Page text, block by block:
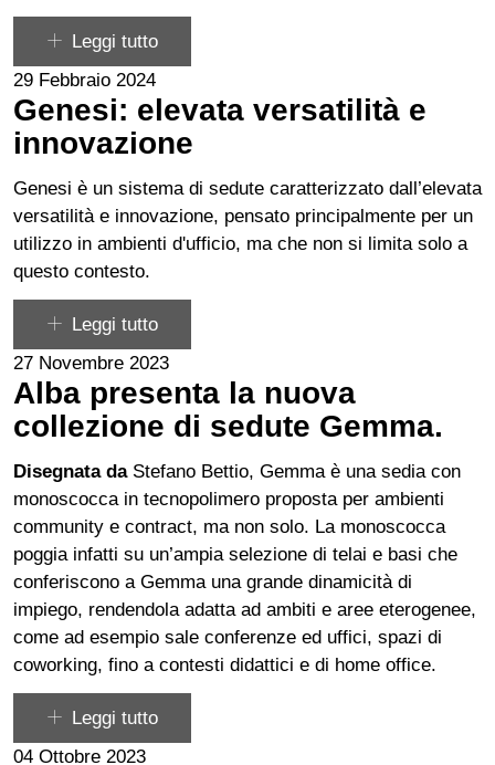
Leggi tutto
29 Febbraio 2024
Genesi: elevata versatilità e
innovazione
Genesi è un sistema di sedute caratterizzato dall’elevata
versatilità e innovazione, pensato principalmente per un
utilizzo in ambienti d'ufficio, ma che non si limita solo a
questo contesto.
Leggi tutto
27 Novembre 2023
Alba presenta la nuova
collezione di sedute Gemma.
Disegnata da Stefano Bettio, Gemma è una sedia con
monoscocca in tecnopolimero proposta per ambienti
community e contract, ma non solo. La monoscocca
poggia infatti su un’ampia selezione di telai e basi che
conferiscono a Gemma una grande dinamicità di
impiego, rendendola adatta ad ambiti e aree eterogenee,
come ad esempio sale conferenze ed uffici, spazi di
coworking, fino a contesti didattici e di home office.
Leggi tutto
04 Ottobre 2023